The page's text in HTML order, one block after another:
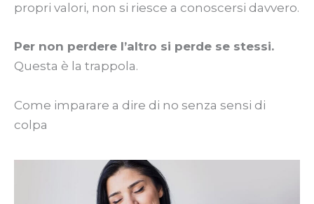
propri valori, non si riesce a conoscersi davvero.
Per non perdere l’altro si perde se stessi.
Questa è la trappola.
Come imparare a dire di no senza sensi di
colpa